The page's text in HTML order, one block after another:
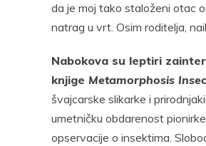
da je moj tako staloženi otac
natrag u vrt. Osim roditelja,
Nabokova su leptiri
knjige Metamorphosis
švajcarske slikarke i
umetničku obdarenost
opservacije o insektima.